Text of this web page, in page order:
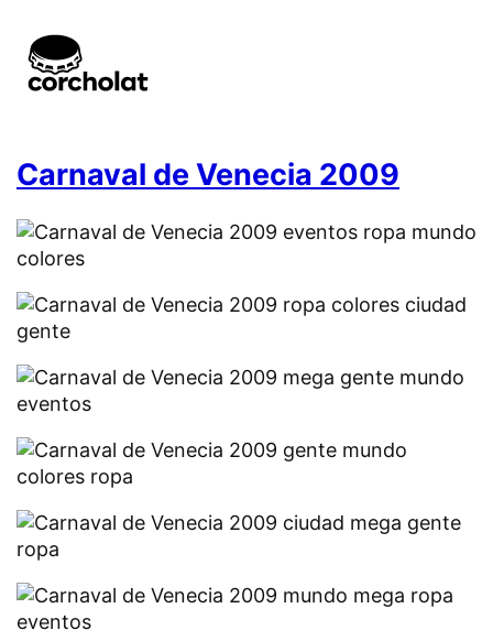
Carnaval de Venecia 2009